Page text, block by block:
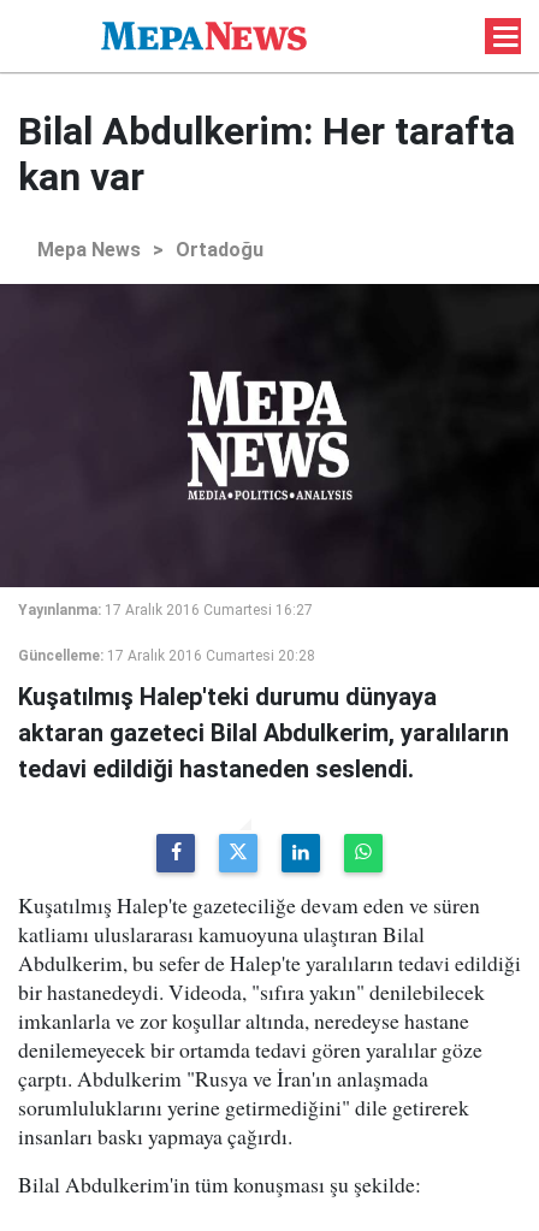
Bilal Abdulkerim: Her tarafta
kan var
Mepa News > Ortadoğu
Yayınlanma: 17 Aralık 2016 Cumartesi 16:27
Güncelleme: 17 Aralık 2016 Cumartesi 20:28
Kuşatılmış Halep'teki durumu dünyaya
aktaran gazeteci Bilal Abdulkerim, yaralıların
tedavi edildiği hastaneden seslendi.
Kuşatılmış Halep'te gazeteciliğe devam eden ve süren
katliamı uluslararası kamuoyuna ulaştıran Bilal
Abdulkerim, bu sefer de Halep'te yaralıların tedavi edildiği
bir hastanedeydi. Videoda, "sıfıra yakın" denilebilecek
imkanlarla ve zor koşullar altında, neredeyse hastane
denilemeyecek bir ortamda tedavi gören yaralılar göze
çarptı. Abdulkerim "Rusya ve İran'ın anlaşmada
sorumluluklarını yerine getirmediğini" dile getirerek
insanları baskı yapmaya çağırdı.
Bilal Abdulkerim'in tüm konuşması şu şekilde: